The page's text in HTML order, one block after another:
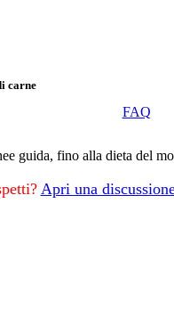
carne
FAQ
guida, fino alla dieta del
Apri una